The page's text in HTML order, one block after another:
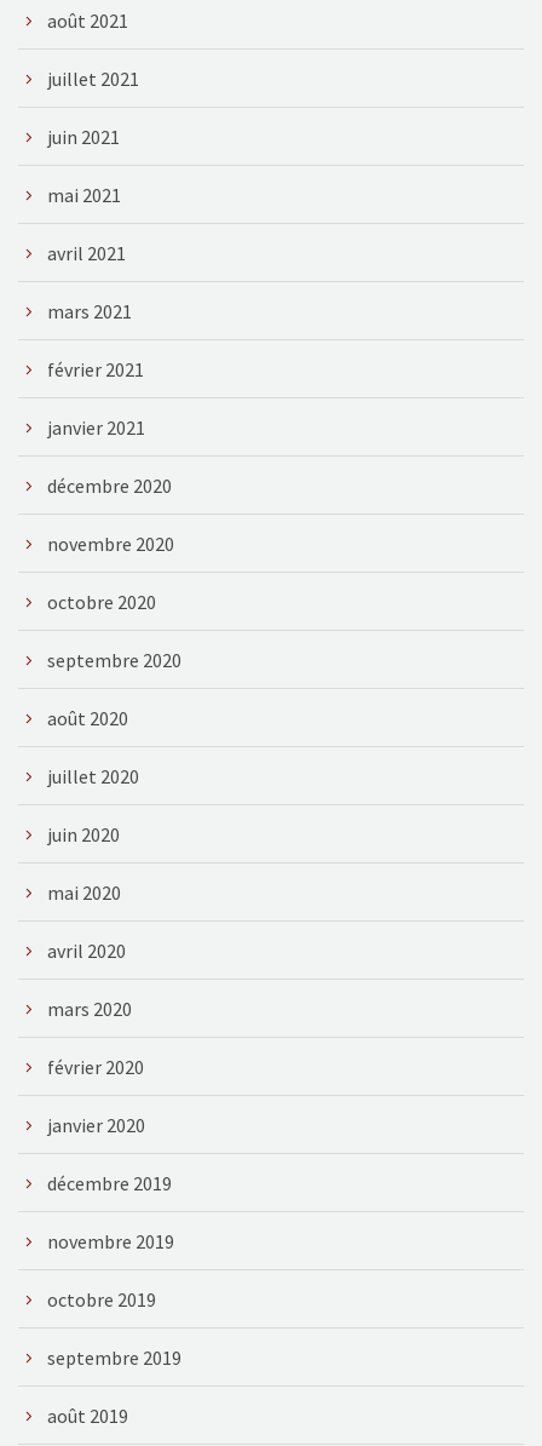
août 2021
juillet 2021
juin 2021
mai 2021
avril 2021
mars 2021
février 2021
janvier 2021
décembre 2020
novembre 2020
octobre 2020
septembre 2020
août 2020
juillet 2020
juin 2020
mai 2020
avril 2020
mars 2020
février 2020
janvier 2020
décembre 2019
novembre 2019
octobre 2019
septembre 2019
août 2019